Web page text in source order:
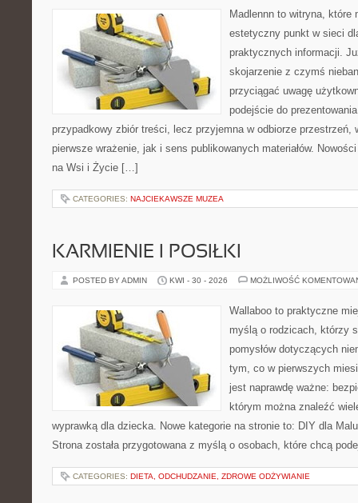
Madlennn to witryna, które
estetyczny punkt w sieci
praktycznych informacji.
skojarzenie z czymś
przyciągać uwagę
podejście do
przypadkowy zbiór treści, lecz przyjemna w odbiorze przestrzeń,
pierwsze wrażenie, jak i sens publikowanych materiałów.
na Wsi i Życie […]
CATEGORIES: NAJCIEKAWSZE MUZEA
KARMIENIE I POSIŁKI
POSTED BY ADMIN KWI - 30 - 2026 MOŻLIWOŚĆ
Wallaboo to praktyczne
myślą o rodzicach, którzy
pomysłów dotyczących
tym, co w pierwszych
jest naprawdę ważne:
którym można znaleźć
wyprawką dla dziecka. Nowe kategorie na stronie to: DIY dla
Strona została przygotowana z myślą o osobach, które chcą
CATEGORIES: DIETA, ODCHUDZANIE, ZDROWE ODŻYWIANIE